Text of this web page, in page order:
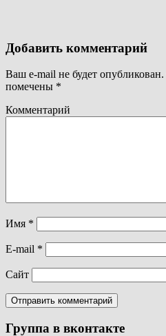
Добавить комментарий
Ваш e-mail не будет опубликован.
помечены *
Комментарий
Имя *
E-mail *
Сайт
Группа в вконтакте